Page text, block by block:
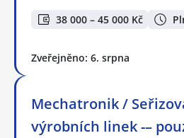
38 000 – 45 000 Kč
Zveřejněno: 6. srpna
Mechatronik /
výrobních linek -–